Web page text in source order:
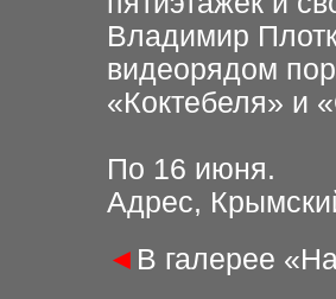
Владимир
видеорядом
«Коктебеля» и
По 16 июня.
Адрес,
◄ В галерее